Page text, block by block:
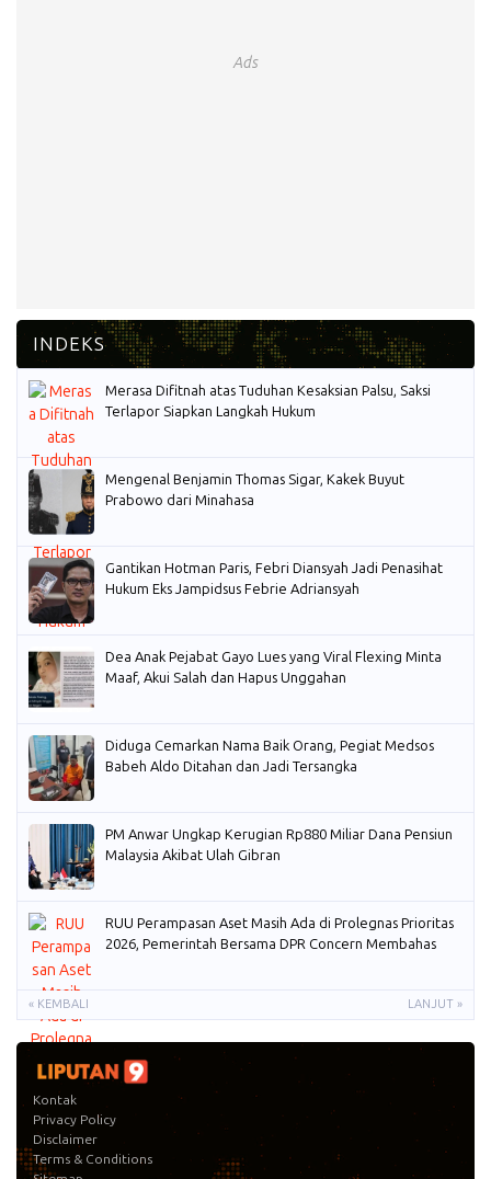
Ads
Merasa Difitnah atas Tuduhan Kesaksian Palsu, Saksi
Terlapor Siapkan Langkah Hukum
Mengenal Benjamin Thomas Sigar, Kakek Buyut
Prabowo dari Minahasa
Gantikan Hotman Paris, Febri Diansyah Jadi Penasihat
Hukum Eks Jampidsus Febrie Adriansyah
Dea Anak Pejabat Gayo Lues yang Viral Flexing Minta
Maaf, Akui Salah dan Hapus Unggahan
Diduga Cemarkan Nama Baik Orang, Pegiat Medsos
Babeh Aldo Ditahan dan Jadi Tersangka
PM Anwar Ungkap Kerugian Rp880 Miliar Dana Pensiun
Malaysia Akibat Ulah Gibran
RUU Perampasan Aset Masih Ada di Prolegnas Prioritas
2026, Pemerintah Bersama DPR Concern Membahas
« KEMBALI LANJUT »
Kontak
Privacy Policy
Disclaimer
Terms & Conditions